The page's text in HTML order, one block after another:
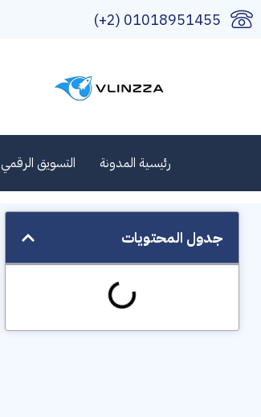
01018951455 (2+)
رئيسية المدونة التسويق الرقمي
جدول المحتويات